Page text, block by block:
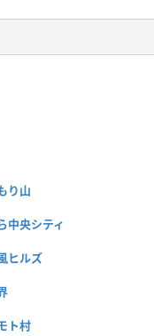
り山
中央シティ
ヒルズ
ト村